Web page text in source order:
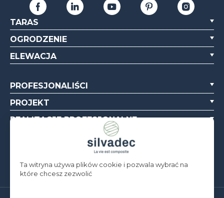
TARAS
OGRODZENIE
ELEWACJA
PROFESJONALIŚCI
PROJEKT
REALIZACJE PROFESJONALNE
Ta witryna używa plików cookie i pozwala wybrać na
które chcesz zezwolić